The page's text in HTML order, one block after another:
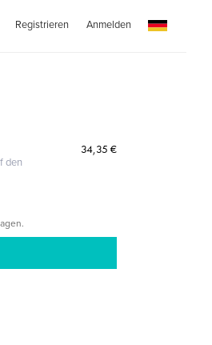
Registrieren Anmelden
den
34,35 €